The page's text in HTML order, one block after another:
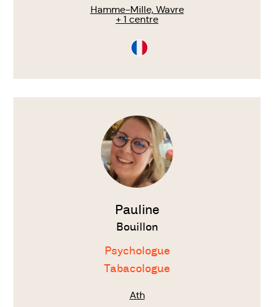
Hamme-Mille, Wavre
+ 1 centre
Consultation
en
Voir
Pauline
Bouillon
Psychologue
Tabacologue
Ath